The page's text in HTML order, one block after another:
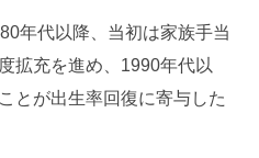
年代以降、当初は家族手当
拡充を進め、1990年代以
とが出生率回復に寄与した